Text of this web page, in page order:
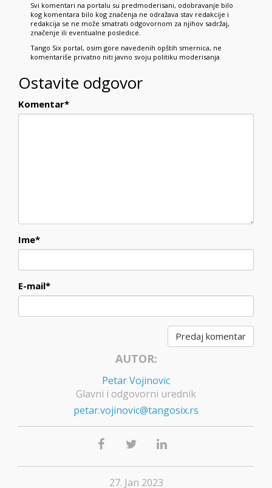
Svi komentari na portalu su predmoderisani, odobravanje bilo
kog komentara bilo kog značenja ne odražava stav redakcije i
redakcija se ne može smatrati odgovornom za njihov sadržaj,
značenje ili eventualne posledice.
Tango Six portal, osim gore navedenih opštih smernica, ne
komentariše privatno niti javno svoju politiku moderisanja
Ostavite odgovor
Komentar*
Ime*
E-mail*
AUTOR:
Petar Vojinovic
Glavni i odgovorni urednik
petar.vojinovic@tangosix.rs
27. Jan 2023